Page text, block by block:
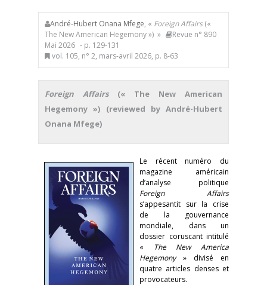
André-Hubert Onana Mfege, « Foreign Affairs («
The New American Hegemony ») »
Revue n° 890
Mai 2026 - p. 129-131
vol. 105, n° 2, mars-avril 2026, p. 8-63
Foreign Affairs (« The New American
Hegemony ») (reviewed by André-Hubert
Onana Mfege)
Le récent numéro du
magazine américain
d’analyse politique
Foreign Affairs
s’appesantit sur la crise
de la gouvernance
mondiale, dans un
dossier coruscant intitulé
«
The New America
Hegemony»
divisé en
quatre articles denses et
provocateurs.